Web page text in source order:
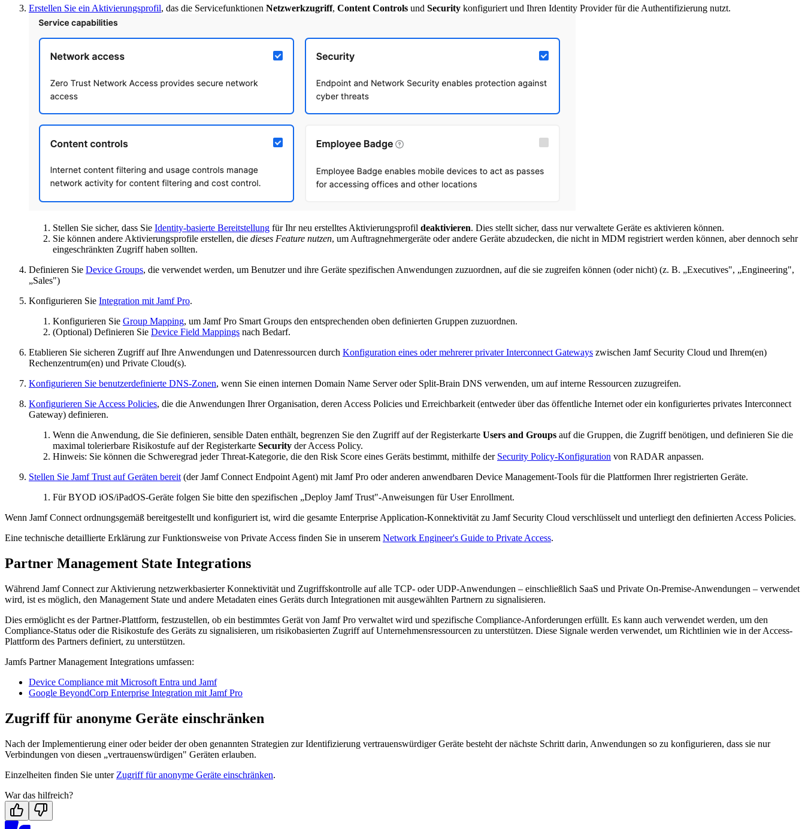
Erstellen Sie ein Aktivierungsprofil, das die Servicefunktionen Netzwerkzugriff, Content Controls und Security konfiguriert und Ihren Identity Provider für die Authentifizierung nutzt.
Stellen Sie sicher, dass Sie Identity-basierte Bereitstellung für Ihr neu erstelltes Aktivierungsprofil deaktivieren. Dies stellt sicher, dass nur verwaltete Geräte es aktivieren können.
Sie können andere Aktivierungsprofile erstellen, die dieses Feature nutzen, um Auftragnehmergeräte oder andere Geräte abzudecken, die nicht in MDM registriert werden können, aber dennoch sehr
eingeschränkten Zugriff haben sollten.
Definieren Sie Device Groups, die verwendet werden, um Benutzer und ihre Geräte spezifischen Anwendungen zuzuordnen, auf die sie zugreifen können (oder nicht) (z. B. „Executives", „Engineering",
„Sales")
Konfigurieren Sie Integration mit Jamf Pro.
Konfigurieren Sie Group Mapping, um Jamf Pro Smart Groups den entsprechenden oben definierten Gruppen zuzuordnen.
(Optional) Definieren Sie Device Field Mappings nach Bedarf.
Etablieren Sie sicheren Zugriff auf Ihre Anwendungen und Datenressourcen durch Konfiguration eines oder mehrerer privater Interconnect Gateways zwischen Jamf Security Cloud und Ihrem(en)
Rechenzentrum(en) und Private Cloud(s).
Konfigurieren Sie benutzerdefinierte DNS-Zonen, wenn Sie einen internen Domain Name Server oder Split-Brain DNS verwenden, um auf interne Ressourcen zuzugreifen.
Konfigurieren Sie Access Policies, die die Anwendungen Ihrer Organisation, deren Access Policies und Erreichbarkeit (entweder über das öffentliche Internet oder ein konfiguriertes privates Interconnect
Gateway) definieren.
Wenn die Anwendung, die Sie definieren, sensible Daten enthält, begrenzen Sie den Zugriff auf der Registerkarte Users and Groups auf die Gruppen, die Zugriff benötigen, und definieren Sie die
maximal tolerierbare Risikostufe auf der Registerkarte Security der Access Policy.
Hinweis: Sie können die Schweregrad jeder Threat-Kategorie, die den Risk Score eines Geräts bestimmt, mithilfe der Security Policy-Konfiguration von RADAR anpassen.
Stellen Sie Jamf Trust auf Geräten bereit(der Jamf Connect Endpoint Agent) mit Jamf Pro oder anderen anwendbaren Device Management-Tools für die Plattformen Ihrer registrierten Geräte.
Für BYOD iOS/iPadOS-Geräte folgen Sie bitte den spezifischen „Deploy Jamf Trust"-Anweisungen für User Enrollment.
Wenn Jamf Connect ordnungsgemäß bereitgestellt und konfiguriert ist, wird die gesamte Enterprise Application-Konnektivität zu Jamf Security Cloud verschlüsselt und unterliegt den definierten Access Policies.
Eine technische detaillierte Erklärung zur Funktionsweise von Private Access finden Sie in unserem Network Engineer's Guide to Private Access.
Partner Management State Integrations
Während Jamf Connect zur Aktivierung netzwerkbasierter Konnektivität und Zugriffskontrolle auf alle TCP- oder UDP-Anwendungen – einschließlich SaaS und Private On-Premise-Anwendungen – verwendet
wird, ist es möglich, den Management State und andere Metadaten eines Geräts durch Integrationen mit ausgewählten Partnern zu signalisieren.
Dies ermöglicht es der Partner-Plattform, festzustellen, ob ein bestimmtes Gerät von Jamf Pro verwaltet wird und spezifische Compliance-Anforderungen erfüllt. Es kann auch verwendet werden, um den
Compliance-Status oder die Risikostufe des Geräts zu signalisieren, um risikobasierten Zugriff auf Unternehmensressourcen zu unterstützen. Diese Signale werden verwendet, um Richtlinien wie in der Access-
Plattform des Partners definiert, zu unterstützen.
Jamfs Partner Management Integrations umfassen:
Device Compliance mit Microsoft Entra und Jamf
Google BeyondCorp Enterprise Integration mit Jamf Pro
Zugriff für anonyme Geräte einschränken
Nach der Implementierung einer oder beider der oben genannten Strategien zur Identifizierung vertrauenswürdiger Geräte besteht der nächste Schritt darin, Anwendungen so zu konfigurieren, dass sie nur
Verbindungen von diesen „vertrauenswürdigen" Geräten erlauben.
Einzelheiten finden Sie unter Zugriff für anonyme Geräte einschränken.
War das hilfreich?